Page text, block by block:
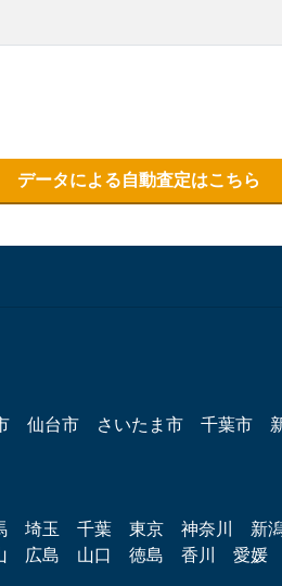
データによる自動査定はこちら
仙台市 さいたま市 千葉市
埼玉 千葉 東京 神奈川 新
広島 山口 徳島 香川 愛媛